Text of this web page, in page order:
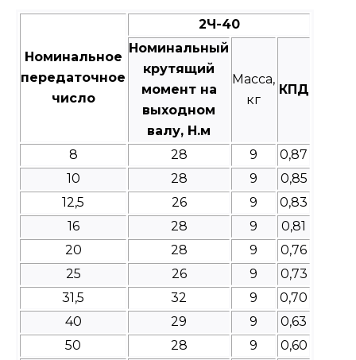
Номинальное
передаточное
число
2Ч-40
Номинальный
крутящий
момент на
выходном
валу, Н.м
Масса,
кг
КПД
8 28 9
0,87
10
28 9
0,85
12,5
26 9
0,83
16
28 9
0,81
20
28 9
0,76
25
26 9
0,73
31,5
32 9
0,70
40
29 9
0,63
50
28 9
0,60